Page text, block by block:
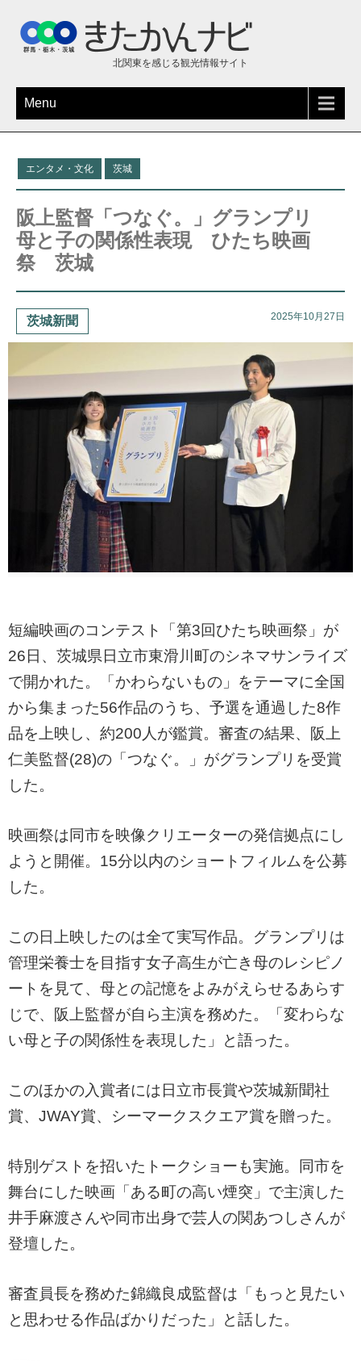
北関東を感じる観光情報サイト
Menu
エンタメ・文化 茨城
阪上監督「つなぐ。」グランプリ
母と子の関係性表現 ひたち映画
祭 茨城
茨城新聞 2025年10月27日
短編映画のコンテスト「第3回ひたち映画祭」が
26日、茨城県日立市東滑川町のシネマサンライズ
で開かれた。「かわらないもの」をテーマに全国
から集まった56作品のうち、予選を通過した8作
品を上映し、約200人が鑑賞。審査の結果、阪上
仁美監督(28)の「つなぐ。」がグランプリを受賞
した。
映画祭は同市を映像クリエーターの発信拠点にし
ようと開催。15分以内のショートフィルムを公募
した。
この日上映したのは全て実写作品。グランプリは
管理栄養士を目指す女子高生が亡き母のレシピノ
ートを見て、母との記憶をよみがえらせるあらす
じで、阪上監督が自ら主演を務めた。「変わらな
い母と子の関係性を表現した」と語った。
このほかの入賞者には日立市長賞や茨城新聞社
賞、JWAY賞、シーマークスクエア賞を贈った。
特別ゲストを招いたトークショーも実施。同市を
舞台にした映画「ある町の高い煙突」で主演した
井手麻渡さんや同市出身で芸人の関あつしさんが
登壇した。
審査員長を務めた錦織良成監督は「もっと見たい
と思わせる作品ばかりだった」と話した。